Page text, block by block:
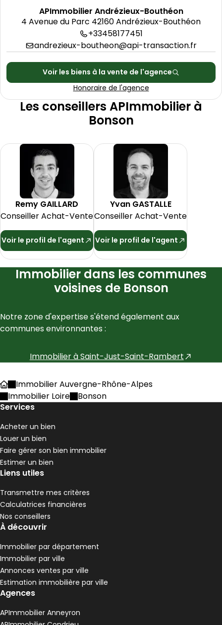
Découvrir l'agence
APImmobilier Andrézieux-Bouthéon
4 Avenue du Parc 42160 Andrézieux-Bouthéon
+33458177451
andrezieux-boutheon@api-transaction.fr
Voir les biens à la vente de l'agence
Honoraire de l'agence
Les conseillers APImmobilier à
Bonson
Remy GAILLARD
Conseiller Achat-Vente
Voir le profil de l'agent
Yvan GASTALLE
Conseiller Achat-Vente
Voir le profil de l'agent
Immobilier dans les communes
voisines de Bonson
Notre zone d'expertise s'étend également aux
communes environnantes :
Immobilier àSaint-Just-Saint-Rambert
AccueilImmobilier Auvergne-Rhône-Alpes
Immobilier Loire
Bonson
Services
Acheter un bien
Louer un bien
Faire gérer son bien immobilier
Estimer un bien
Liens utiles
Transmettre mes critères
Calculatrices financières
Nos conseillers
À découvrir
Immobilier par département
Immobilier par ville
Annonces ventes par ville
Estimation immobilière par ville
Agences
APImmobilier Anneyron